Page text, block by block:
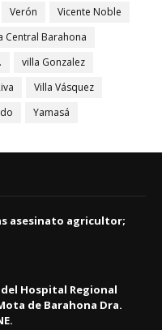
Verón
Vicente Noble
Central Barahona
villa Gonzalez
Villa Vásquez
Yamasá
asesinato agricultor;
del Hospital Regional
de Barahona Dra.